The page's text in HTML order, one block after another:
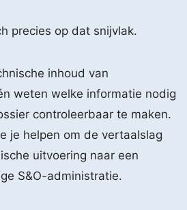
precies op dat snijvlak.
inhoud van
weten welke informatie nodig
controleerbaar te maken.
je helpen om de vertaalslag
uitvoering naar een
S&O-administratie.